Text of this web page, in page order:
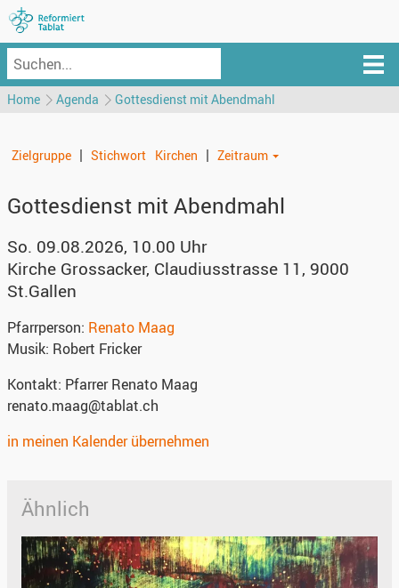
Home Agenda Gottesdienst mit Abendmahl
Zielgruppe | Stichwort Kirchen | Zeitraum
Gottesdienst mit Abendmahl
So. 09.08.2026, 10.00 Uhr
Kirche Grossacker, Claudiusstrasse 11, 9000
St.Gallen
Pfarrperson: Renato Maag
Musik: Robert Fricker
Kontakt: Pfarrer Renato Maag
renato.maag@tablat.ch
in meinen Kalender übernehmen
Ähnlich